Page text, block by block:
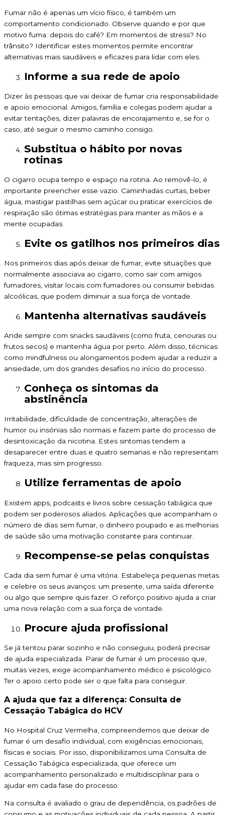
Fumar não é apenas um vício físico, é também um
comportamento condicionado. Observe quando e por que
motivo fuma: depois do café? Em momentos de stress? No
trânsito? Identificar estes momentos permite encontrar
alternativas mais saudáveis e eficazes para lidar com eles.
Informe a sua rede de apoio
Dizer às pessoas que vai deixar de fumar cria responsabilidade
e apoio emocional. Amigos, família e colegas podem ajudar a
evitar tentações, dizer palavras de encorajamento e, se for o
caso, até seguir o mesmo caminho consigo.
Substitua o hábito por novas
rotinas
O cigarro ocupa tempo e espaço na rotina. Ao removê-lo, é
importante preencher esse vazio. Caminhadas curtas, beber
água, mastigar pastilhas sem açúcar ou praticar exercícios de
respiração são ótimas estratégias para manter as mãos e a
mente ocupadas.
Evite os gatilhos nos primeiros dias
Nos primeiros dias após deixar de fumar, evite situações que
normalmente associava ao cigarro, como sair com amigos
fumadores, visitar locais com fumadores ou consumir bebidas
alcoólicas, que podem diminuir a sua força de vontade.
Mantenha alternativas saudáveis
Ande sempre com snacks saudáveis (como fruta, cenouras ou
frutos secos) e mantenha água por perto. Além disso, técnicas
como mindfulness ou alongamentos podem ajudar a reduzir a
ansiedade, um dos grandes desafios no início do processo.
Conheça os sintomas da
abstinência
Irritabilidade, dificuldade de concentração, alterações de
humor ou insónias são normais e fazem parte do processo de
desintoxicação da nicotina. Estes sintomas tendem a
desaparecer entre duas e quatro semanas e não representam
fraqueza, mas sim progresso.
Utilize ferramentas de apoio
Existem apps, podcasts e livros sobre cessação tabágica que
podem ser poderosos aliados. Aplicações que acompanham o
número de dias sem fumar, o dinheiro poupado e as melhorias
de saúde são uma motivação constante para continuar.
Recompense-se pelas conquistas
Cada dia sem fumar é uma vitória. Estabeleça pequenas metas
e celebre os seus avanços: um presente, uma saída diferente
ou algo que sempre quis fazer. O reforço positivo ajuda a criar
uma nova relação com a sua força de vontade.
Procure ajuda profissional
Se já tentou parar sozinho e não conseguiu, poderá precisar
de ajuda especializada. Parar de fumar é um processo que,
muitas vezes, exige acompanhamento médico e psicológico.
Ter o apoio certo pode ser o que falta para conseguir.
A ajuda que faz a diferença: Consulta de
Cessação Tabágica do HCV
No Hospital Cruz Vermelha, compreendemos que deixar de
fumar é um desafio individual, com exigências emocionais,
físicas e sociais. Por isso, disponibilizamos uma Consulta de
Cessação Tabágica especializada, que oferece um
acompanhamento personalizado e multidisciplinar para o
ajudar em cada fase do processo.
Na consulta é avaliado o grau de dependência, os padrões de